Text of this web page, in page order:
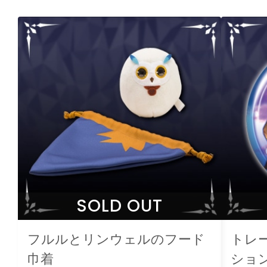
SOLD OUT
フルルとリンウェルのフード
巾着
トレ
ショ